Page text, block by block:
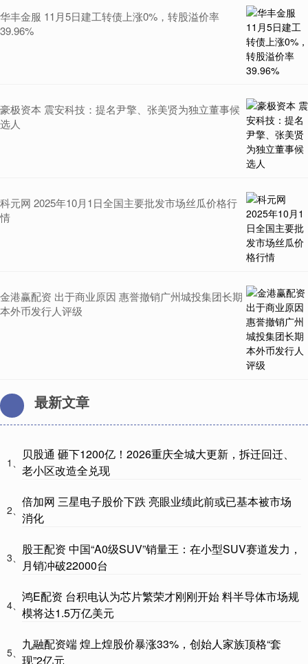
华丰金服 11月5日建工转债上涨0%，转股溢价率
39.96%
豪极资本 震安科技：提名尹擎、张美贤为独立董事候
选人
科元网 2025年10月1日全国主要批发市场丝瓜价格行
情
金港赢配资 出于商业原因 惠誉撤销广州城投集团长期
本外币发行人评级
最新文章
1、
贝股通 砸下1200亿！2026重庆全城大更新，拆迁回迁、
老小区改造全兑现
2、
倍加网 三星电子股价下跌 亮眼业绩此前或已基本被市场
消化
3、
股王配资 中国“A0级SUV”销量王：在小型SUV赛道发力，
月销冲破22000台
4、
鸿E配资 台积电认为芯片繁荣才刚刚开始 料半导体市场规
模将达1.5万亿美元
5、
九融配资端 煌上煌股价暴涨33%，创始人家族顶格“套
现”2亿元